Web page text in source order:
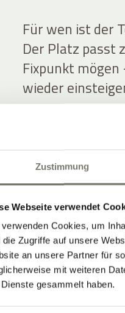
Zustimmung
Webseite verwendet
Cookies, um
die Zugriffe auf unsere
an unsere Partner für
mit weiteren
gesammelt haben.
Für wen ist der
Der Platz passt
Fixpunkt
wieder
Starten Sie
– und spielen
als Programm,
Sommer in